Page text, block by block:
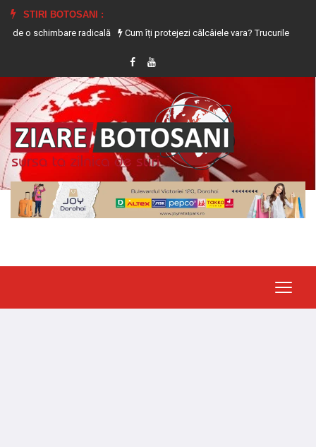
STIRI BOTOSANI :
radicală
Cum îți protejezi călcâiele vara? Trucurile care previn